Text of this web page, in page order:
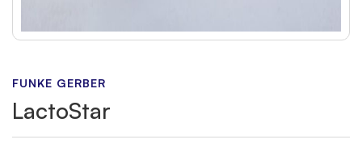
FUNKE GERBER
LactoStar